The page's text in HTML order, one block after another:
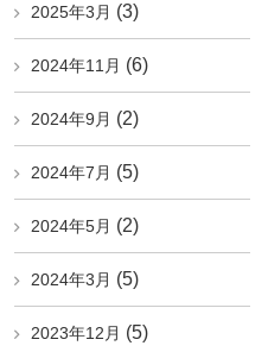
2025年3月 (3)
2024年11月 (6)
2024年9月 (2)
2024年7月 (5)
2024年5月 (2)
2024年3月 (5)
2023年12月 (5)